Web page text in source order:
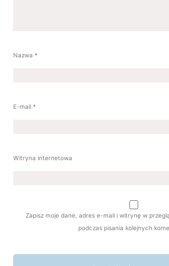
Nazwa *
E-mail *
Witryna internetowa
Zapisz moje dane, adres e-mail i witrynę w
podczas pisania kolejnych